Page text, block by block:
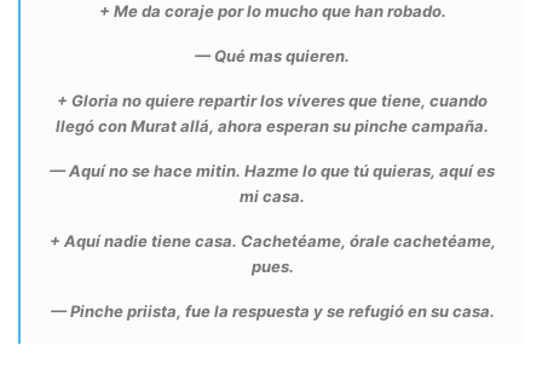
+ Me da coraje por lo mucho que han robado.
— Qué mas quieren.
+ Gloria no quiere repartir los víveres que tiene, cuando
llegó con Murat allá, ahora esperan su pinche campaña.
— Aquí no se hace mitin. Hazme lo que tú quieras, aquí es
mi casa.
+ Aquí nadie tiene casa. Cachetéame, órale cachetéame,
pues.
— Pinche priista, fue la respuesta y se refugió en su casa.